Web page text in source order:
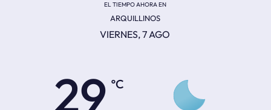
EL TIEMPO AHORA EN
ARQUILLINOS
VIERNES, 7 AGO
29
ºC